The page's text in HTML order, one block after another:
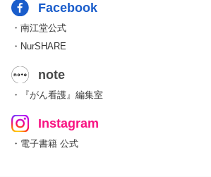
Facebook
・南江堂公式
・NurSHARE
note
・『がん看護』編集室
Instagram
・電子書籍 公式